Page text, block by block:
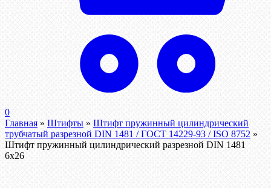
0
Главная » Штифты » Штифт пружинный цилиндрический
трубчатый разрезной DIN 1481 / ГОСТ 14229-93 / ISO 8752 »
Штифт пружинный цилиндрический разрезной DIN 1481
6х26